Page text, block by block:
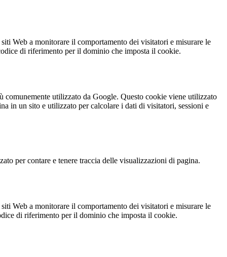
Web a monitorare il comportamento dei visitatori e misurare le
di riferimento per il dominio che imposta il cookie.
utilizzato da Google. Questo cookie viene utilizzato
in un sito e utilizzato per calcolare i dati di visitatori, sessioni e
per contare e tenere traccia delle visualizzazioni di pagina.
Web a monitorare il comportamento dei visitatori e misurare le
di riferimento per il dominio che imposta il cookie.